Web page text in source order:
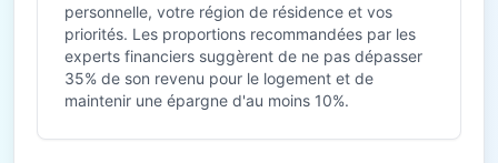
personnelle, votre région de résidence et vos
priorités. Les proportions recommandées par les
experts financiers suggèrent de ne pas dépasser
35% de son revenu pour le logement et de
maintenir une épargne d'au moins 10%.